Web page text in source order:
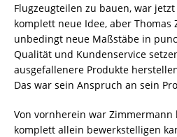
Flugzeugteilen zu bauen, war
komplett neue Idee, aber
unbedingt neue Maßstäbe in
Qualität und Kundenservice
ausgefallenere Produkte
Das war sein Anspruch an sein
Von vornherein war Zimmermann
komplett allein bewerkstelligen